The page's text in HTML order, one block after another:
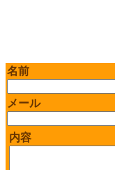
名前
メール
内容